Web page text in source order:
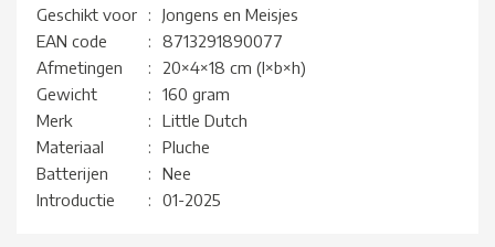
Geschikt voor
:
Jongens en Meisjes
EAN code
:
8713291890077
Afmetingen
:
20×4×18 cm (l×b×h)
Gewicht
:
160 gram
Merk
:
Little Dutch
Materiaal
:
Pluche
Batterijen
:
Nee
Introductie
: 01-2025